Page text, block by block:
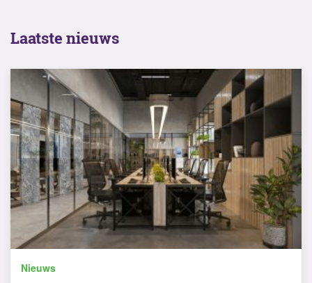
Laatste nieuws
Nieuws